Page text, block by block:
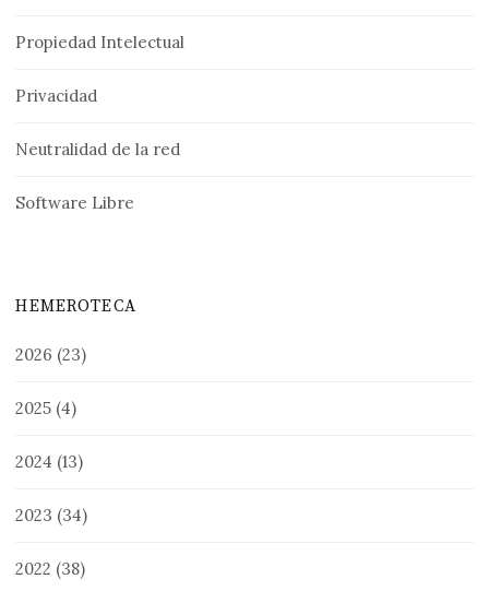
Propiedad Intelectual
Privacidad
Neutralidad de la red
Software Libre
HEMEROTECA
2026 (23)
2025 (4)
2024 (13)
2023 (34)
2022 (38)